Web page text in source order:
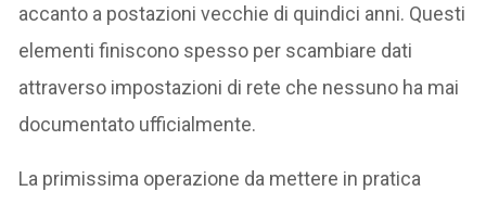
accanto a postazioni vecchie di quindici anni. Questi
elementi finiscono spesso per scambiare dati
attraverso impostazioni di rete che nessuno ha mai
documentato ufficialmente.
La primissima operazione da mettere in pratica